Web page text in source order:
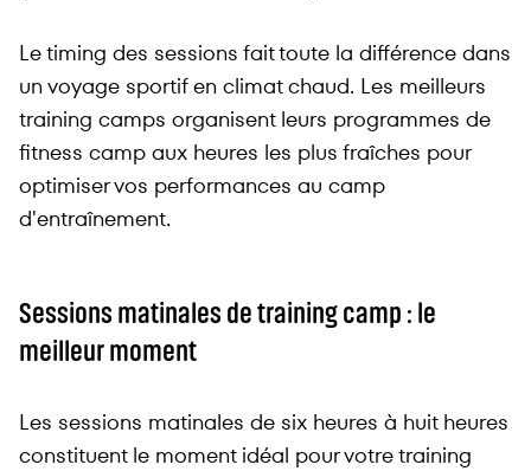
Le timing des sessions fait toute la différence dans
un voyage sportif en climat chaud. Les meilleurs
training camps organisent leurs programmes de
fitness camp aux heures les plus fraîches pour
optimiser vos performances au camp
d'entraînement.
Sessions matinales de training camp : le
meilleur moment
Les sessions matinales de six heures à huit heures
constituent le moment idéal pour votre training